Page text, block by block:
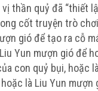
thần quỷ đã “thiết
cốt truyện trò
gió để tạo ra cỗ
Yun mượn gió để
con quỷ bụi, hoặc
là Liu Yun mượn